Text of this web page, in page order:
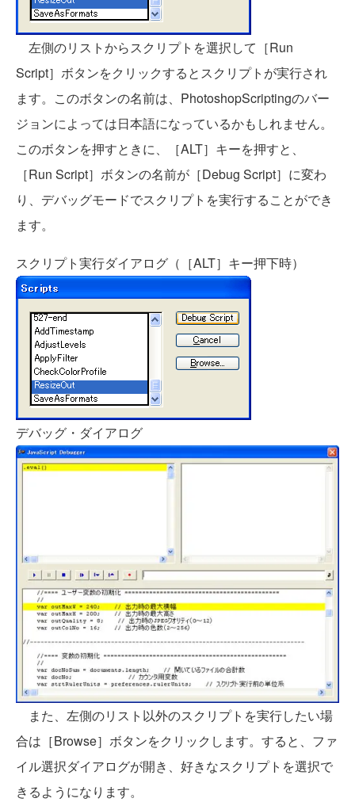
左側のリストからスクリプトを選択して［Run
Script］ボタンをクリックするとスクリプトが実行され
ます。このボタンの名前は、PhotoshopScriptingのバー
ジョンによっては日本語になっているかもしれません。
このボタンを押すときに、［ALT］キーを押すと、
［Run Script］ボタンの名前が［Debug Script］に変わ
り、デバッグモードでスクリプトを実行することができ
ます。
スクリプト実行ダイアログ（［ALT］キー押下時）
デバッグ・ダイアログ
また、左側のリスト以外のスクリプトを実行したい場
合は［Browse］ボタンをクリックします。すると、ファ
イル選択ダイアログが開き、好きなスクリプトを選択で
きるようになります。